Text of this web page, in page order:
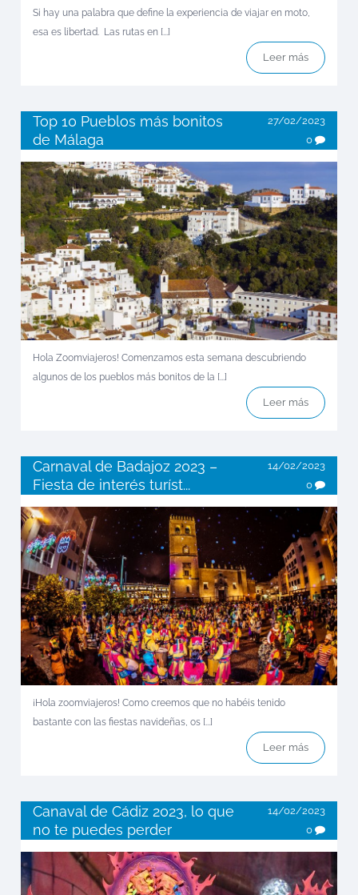
Si hay una palabra que define la experiencia de viajar en moto,
esa es libertad. Las rutas en [...]
Leer más
Top 10 Pueblos más bonitos
de Málaga
27/02/2023
0
Hola Zoomviajeros! Comenzamos esta semana descubriendo
algunos de los pueblos más bonitos de la [...]
Leer más
Carnaval de Badajoz 2023 –
Fiesta de interés turíst...
14/02/2023
0
¡Hola zoomviajeros! Como creemos que no habéis tenido
bastante con las fiestas navideñas, os [...]
Leer más
Canaval de Cádiz 2023, lo que
no te puedes perder
14/02/2023
0